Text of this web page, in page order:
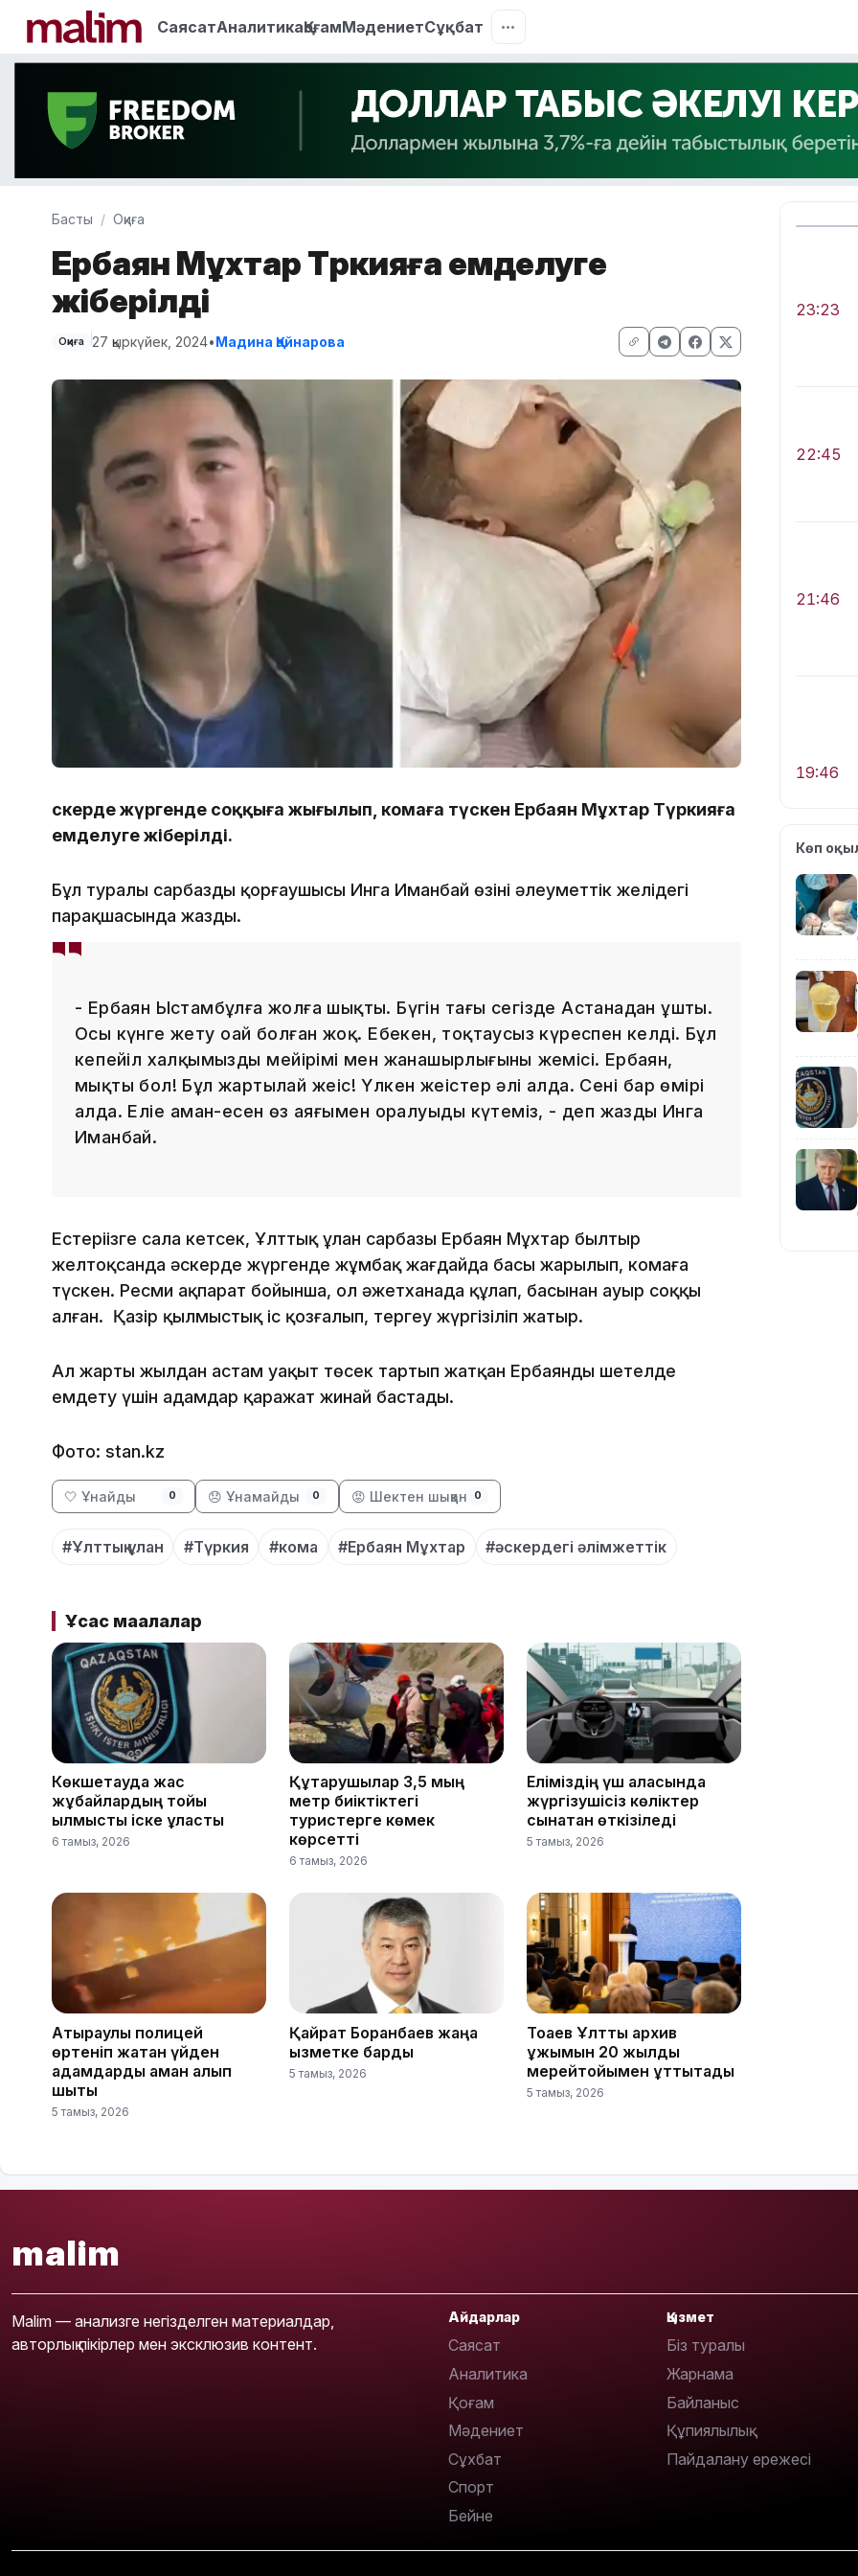
СаясатАналитикаҚоғамМәдениетСұқбат
Басты Оқиға
Ербаян Мұхтар Түркияға емделуге
жіберілді
Оқиға 27 қыркүйек, 2024•Мадина Қайнарова
Әскерде жүргенде соққыға жығылып, комаға түскен Ербаян Мұхтар Түркияға
емделуге жіберілді.
Бұл туралы сарбаздың қорғаушысы Инга Иманбай өзінің әлеуметтік желідегі
парақшасында жазды.
- Ербаян Ыстамбұлға жолға шықты. Бүгін таңғы сегізде Астанадан ұшты.
Осы күнге жету оңай болған жоқ. Еңбекен, тоқтаусыз күреспен келді. Бұл
кеңпейіл халқымыздың мейірімі мен жанашырлығының жемісі. Ербаян,
мықты бол! Бұл жартылай жеңіс! Үлкен жеңістер әлі алда. Сенің бар өмірің
алда. Еліңе аман-есен өз аяғыңмен оралуыңды күтеміз, - деп жазды Инга
Иманбай.
Естеріңізге сала кетсек, Ұлттық ұлан сарбазы Ербаян Мұхтар былтыр
желтоқсанда әскерде жүргенде жұмбақ жағдайда басы жарылып, комаға
түскен. Ресми ақпарат бойынша, ол әжетханада құлап, басынан ауыр соққы
алған. Қазір қылмыстық іс қозғалып, тергеу жүргізіліп жатыр.
Ал жарты жылдан астам уақыт төсек тартып жатқан Ербаянды шетелде
емдету үшін адамдар қаражат жинай бастады.
Фото: stan.kz
🤍 Ұнайды 0 😞 Ұнамайды 0 😡 Шектен шыққан 0
#Ұлттық ұлан #Түркия #кома #Ербаян Мұхтар #әскердегі әлімжеттік
Ұқсас мақалалар
Көкшетауда жас
жұбайлардың тойы
қылмыстық іске ұласты
6 тамыз, 2026
Құтқарушылар 3,5 мың
метр биіктіктегі
туристерге көмек
көрсетті
6 тамыз, 2026
Еліміздің үш қаласында
жүргізушісіз көліктер
сынақтан өткізіледі
5 тамыз, 2026
Атыраулық полицей
өртеніп жатқан үйден
адамдарды аман алып
шықты
5 тамыз, 2026
Қайрат Боранбаев жаңа
қызметке барды
5 тамыз, 2026
Тоқаев Ұлттық архив
ұжымын 20 жылдық
мерейтойымен құттықтады
5 тамыз, 2026
23:23
22:45
21:46
19:46
16:01
Көп
malim
Malim — анализге негізделген материалдар,
авторлық пікірлер мен эксклюзив контент.
Айдарлар
Саясат
Аналитика
Қоғам
Мәдениет
Сұхбат
Спорт
Бейне
Қызмет
Біз туралы
Жарнама
Байланыс
Құпиялылық
Пайдалану ережесі